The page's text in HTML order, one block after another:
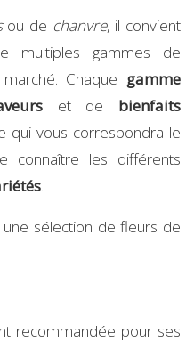
ou de chanvre, il convient
multiples gammes de
Chaque gamme
et de bienfaits
qui vous correspondra le
connaître les différents
.
sélection de fleurs de
recommandée pour ses